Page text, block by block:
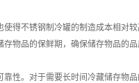
得不锈钢制冷罐的制造成本相对较
物品的保鲜期，确保储存物品的
性。对于需要长时间冷藏储存物